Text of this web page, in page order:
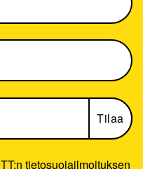
tietosuojailmoituksen